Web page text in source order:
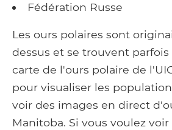
Fédération Russe
Les ours polaires sont
dessus et se trouvent parfois
carte de l'ours polaire de
pour visualiser les
voir des images en direct
Manitoba. Si vous voulez